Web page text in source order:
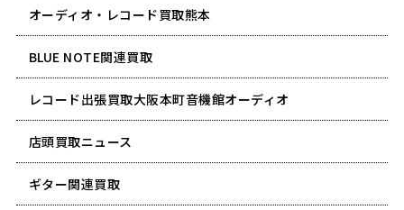
オーディオ・レコード買取熊本
BLUE NOTE関連買取
レコード出張買取大阪本町音機館オーディオ
店頭買取ニュース
ギター関連買取